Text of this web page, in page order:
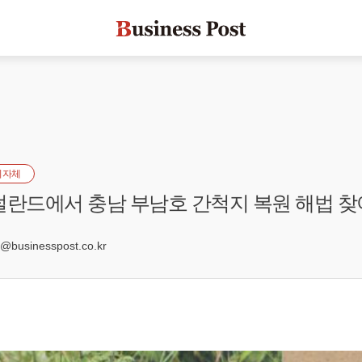
체
란드에서 충남 부남호 간척지 복원 해법 찾